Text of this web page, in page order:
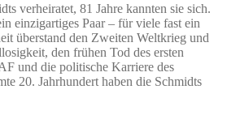
verheiratet, 81 Jahre kannten sie sich.
einzigartiges Paar – für viele fast ein
überstand den Zweiten Weltkrieg und
den frühen Tod des ersten
und die politische Karriere des
20. Jahrhundert haben die Schmidts